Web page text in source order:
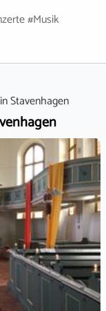
#Musik
inStavenhagen